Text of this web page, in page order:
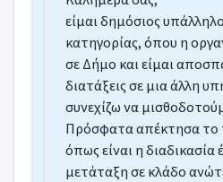
είμαι δημόσιος
κατηγορίας, όπου η
σε Δήμο και είμαι
διατάξεις σε μια άλλη
συνεχίζω να
Πρόσφατα απέκτησα το
όπως είναι η διαδικασία
μετάταξη σε κλάδο